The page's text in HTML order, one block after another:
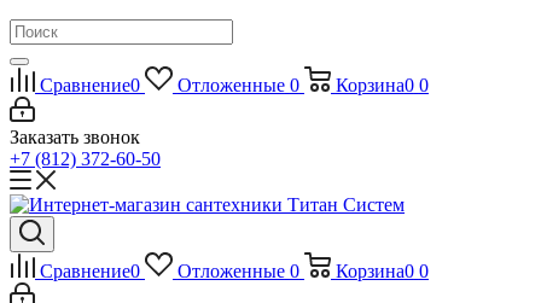
Сравнение0 Отложенные 0 Корзина0 0
Заказать звонок
+7 (812) 372-60-50
Сравнение0 Отложенные 0 Корзина0 0